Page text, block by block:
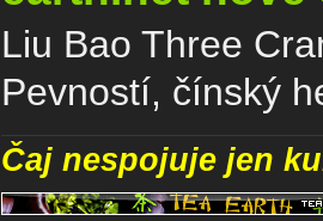
Liu Bao Three
Pevností, čínský
Čaj nespojuje jen